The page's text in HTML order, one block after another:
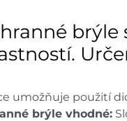
umožňuje použití
brýle vhodné: